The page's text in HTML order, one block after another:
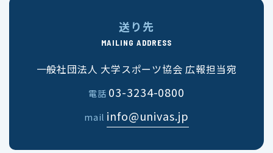
送り先
MAILING ADDRESS
一般社団法人 大学スポーツ協会 広報担当宛
電話 03-3234-0800
mail info@univas.jp